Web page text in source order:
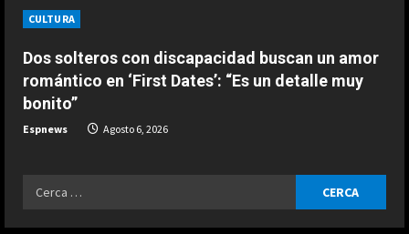
CULTURA
Dos solteros con discapacidad buscan un amor
romántico en ‘First Dates’: “Es un detalle muy
bonito”
Espnews Agosto 6, 2026
Ricerca
ESPAÑA
en ayuda a Colombia tras la